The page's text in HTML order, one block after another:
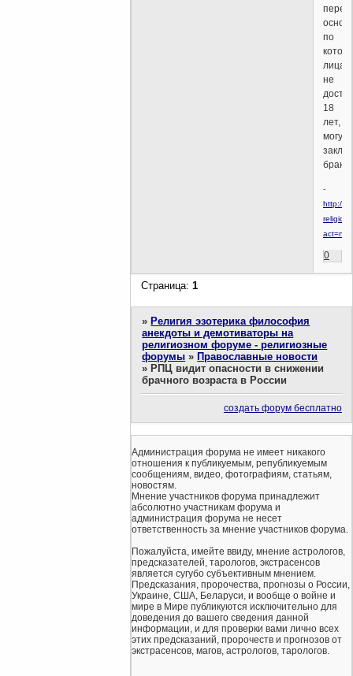
по
лица,
не
18
лет,
могут
брак.
-
http://
0
Страница:1
» Религия эзотерика философия
анекдоты и демотиваторы на
религиозном форуме - религиозные
форумы » Православные новости
» РПЦ видит опасности в снижении
брачного возраста в России
создать форум бесплатно
Администрация форума не имеет никакого
отношения к публикуемым, републикуемым
сообщениям, видео, фотографиям, статьям,
новостям.
Мнение участников форума принадлежит
абсолютно участникам форума и
администрация форума не несет
ответственность за мнение участников форума.
Пожалуйста, имейте ввиду, мнение астрологов,
предсказателей, тарологов, экстрасенсов
является сугубо субъективным мнением.
Предсказания, пророчества, прогнозы о России,
Украине, США, Беларуси, и вообще о войне и
мире в Мире публикуются исключительно для
доведения до вашего сведения данной
информации, и для проверки вами лично всех
этих предсказаний, пророчеств и прогнозов от
экстрасенсов, магов, астрологов, тарологов.